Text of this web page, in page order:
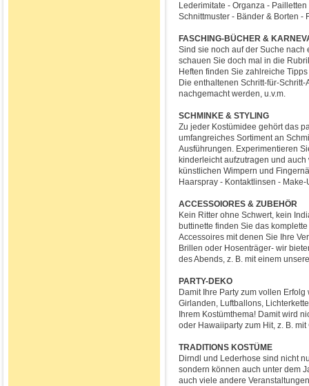
Lederimitate - Organza -
Schnittmuster - Bänder & Borten -
FASCHING-BÜCHER &
Sind sie noch auf der Suche
schauen Sie doch mal in die
Heften finden Sie zahlreiche
Die enthaltenen Schritt-für-
nachgemacht werden, u.v.m.
SCHMINKE & STYLING
Zu jeder Kostümidee gehört das
umfangreiches Sortiment an
Ausführungen. Experimentieren
kinderleicht aufzutragen und
künstlichen Wimpern und
Haarspray - Kontaktlinsen -
ACCESSOIORES & ZUBEHÖR
Kein Ritter ohne Schwert, kein
buttinette finden Sie das
Accessoires mit denen Sie Ihre
Brillen oder Hosenträger- wir
des Abends, z. B. mit einem
PARTY-DEKO
Damit Ihre Party zum vollen
Girlanden, Luftballons,
Ihrem Kostümthema! Damit wird
oder Hawaiiparty zum Hit, z. B.
TRADITIONS KOSTÜME
Dirndl und Lederhose sind nicht
sondern können auch unter dem
auch viele andere